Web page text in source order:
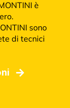
è
sono
di tecnici